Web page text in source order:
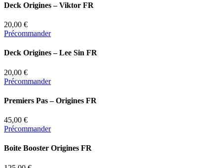
Deck Origines – Viktor FR
20,00 €
Précommander
Deck Origines – Lee Sin FR
20,00 €
Précommander
Premiers Pas – Origines FR
45,00 €
Précommander
Boite Booster Origines FR